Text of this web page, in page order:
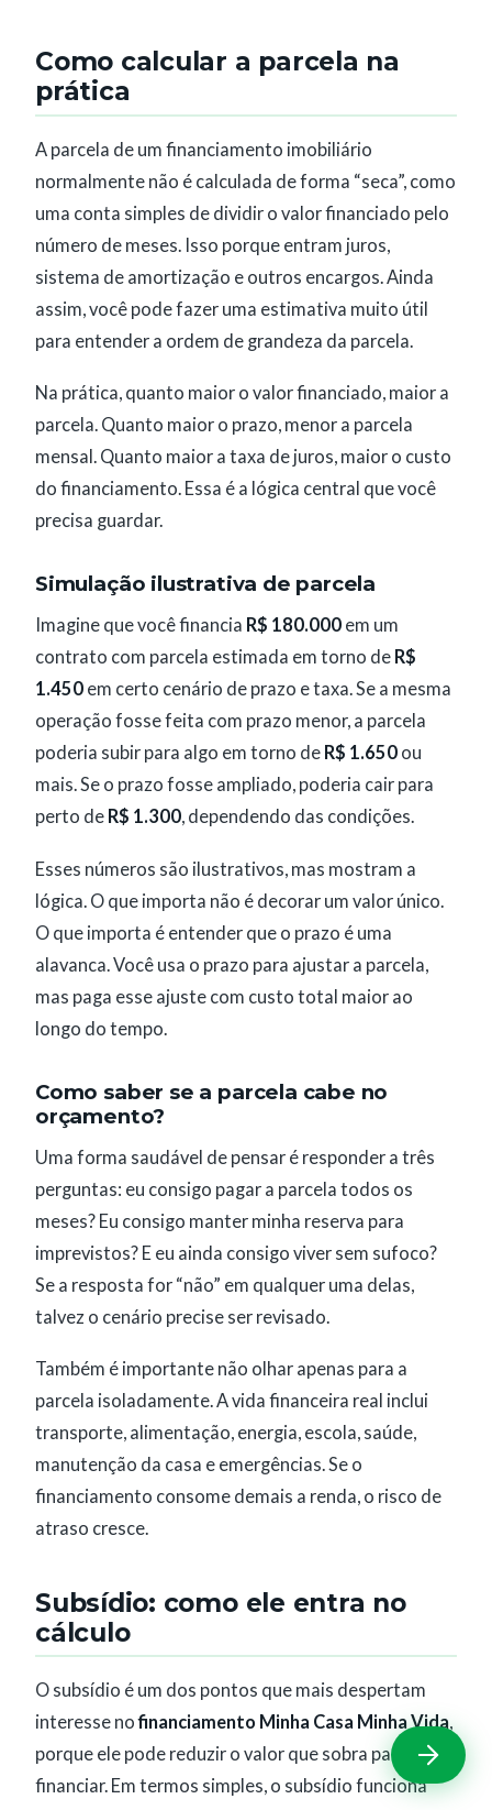
Como calcular a parcela na
prática
A parcela de um financiamento imobiliário
normalmente não é calculada de forma “seca”, como
uma conta simples de dividir o valor financiado pelo
número de meses. Isso porque entram juros,
sistema de amortização e outros encargos. Ainda
assim, você pode fazer uma estimativa muito útil
para entender a ordem de grandeza da parcela.
Na prática, quanto maior o valor financiado, maior a
parcela. Quanto maior o prazo, menor a parcela
mensal. Quanto maior a taxa de juros, maior o custo
do financiamento. Essa é a lógica central que você
precisa guardar.
Simulação ilustrativa de parcela
Imagine que você financia R$ 180.000 em um
contrato com parcela estimada em torno de R$
1.450 em certo cenário de prazo e taxa. Se a mesma
operação fosse feita com prazo menor, a parcela
poderia subir para algo em torno de R$ 1.650 ou
mais. Se o prazo fosse ampliado, poderia cair para
perto de R$ 1.300, dependendo das condições.
Esses números são ilustrativos, mas mostram a
lógica. O que importa não é decorar um valor único.
O que importa é entender que o prazo é uma
alavanca. Você usa o prazo para ajustar a parcela,
mas paga esse ajuste com custo total maior ao
longo do tempo.
Como saber se a parcela cabe no
orçamento?
Uma forma saudável de pensar é responder a três
perguntas: eu consigo pagar a parcela todos os
meses? Eu consigo manter minha reserva para
imprevistos? E eu ainda consigo viver sem sufoco?
Se a resposta for “não” em qualquer uma delas,
talvez o cenário precise ser revisado.
Também é importante não olhar apenas para a
parcela isoladamente. A vida financeira real inclui
transporte, alimentação, energia, escola, saúde,
manutenção da casa e emergências. Se o
financiamento consome demais a renda, o risco de
atraso cresce.
Subsídio: como ele entra no
cálculo
O subsídio é um dos pontos que mais despertam
interesse nofinanciamento Minha Casa Minha Vida,
porque ele pode reduzir o valor que sobra para
financiar. Em termos simples, o subsídio funciona